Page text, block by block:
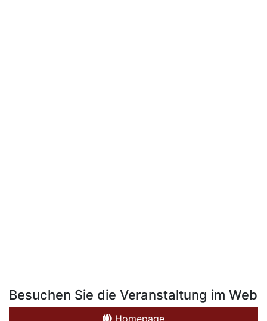
Besuchen Sie die Veranstaltung im Web
Homepage